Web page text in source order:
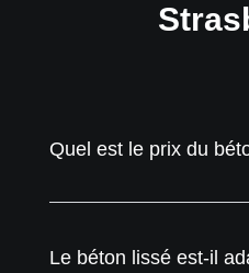
Quel est le prix du
Le béton lissé est-il